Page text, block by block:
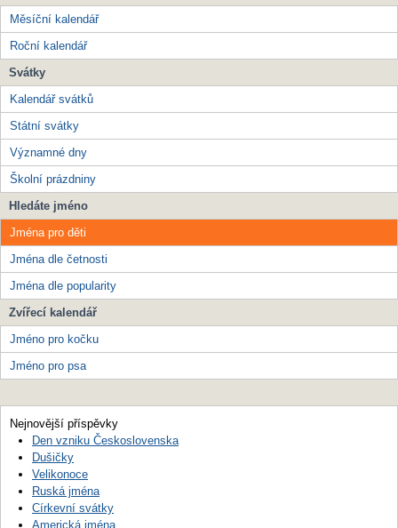
Měsíční kalendář
Roční kalendář
Svátky
Kalendář svátků
Státní svátky
Významné dny
Školní prázdniny
Hledáte jméno
Jména pro děti
Jména dle četnosti
Jména dle popularity
Zvířecí kalendář
Jméno pro kočku
Jméno pro psa
Nejnovější příspěvky
Den vzniku Československa
Dušičky
Velikonoce
Ruská jména
Církevní svátky
Americká jména